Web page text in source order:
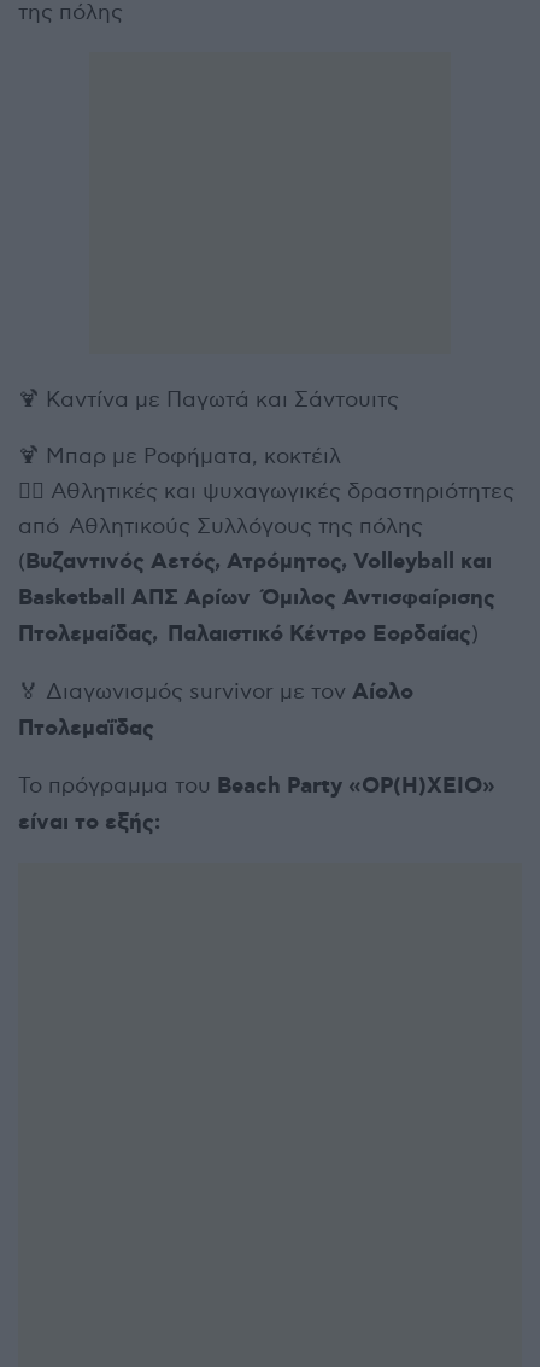
της πόλης
🍹 Καντίνα με Παγωτά και Σάντουιτς
🍹 Μπαρ με Ροφήματα, κοκτέιλ
🤸‍♀️ Αθλητικές και ψυχαγωγικές δραστηριότητες
από Αθλητικούς Συλλόγους της πόλης
(Βυζαντινός Αετός, Ατρόμητος, Volleyball και
Basketball ΑΠΣ Αρίων Όμιλος Αντισφαίρισης
Πτολεμαίδας, Παλαιστικό Κέντρο Εορδαίας)
🏅 Διαγωνισμός survivor με τον Αίολο
Πτολεμαΐδας
Το πρόγραμμα του Beach Party «ΟΡ(Η)ΧΕΙΟ»
είναι το εξής: